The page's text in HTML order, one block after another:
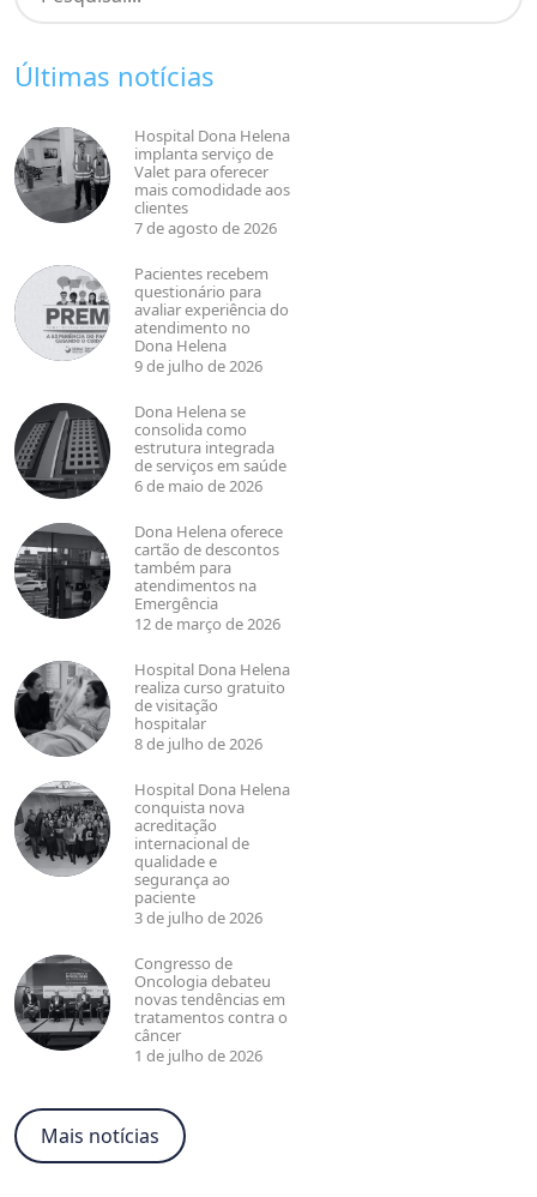
Últimas notícias
Hospital Dona Helena
implanta serviço de
Valet para oferecer
mais comodidade aos
clientes
7 de agosto de 2026
Pacientes recebem
questionário para
avaliar experiência do
atendimento no
Dona Helena
9 de julho de 2026
Dona Helena se
consolida como
estrutura integrada
de serviços em saúde
6 de maio de 2026
Dona Helena oferece
cartão de descontos
também para
atendimentos na
Emergência
12 de março de 2026
Hospital Dona Helena
realiza curso gratuito
de visitação
hospitalar
8 de julho de 2026
Hospital Dona Helena
conquista nova
acreditação
internacional de
qualidade e
segurança ao
paciente
3 de julho de 2026
Congresso de
Oncologia debateu
novas tendências em
tratamentos contra o
câncer
1 de julho de 2026
Mais notícias